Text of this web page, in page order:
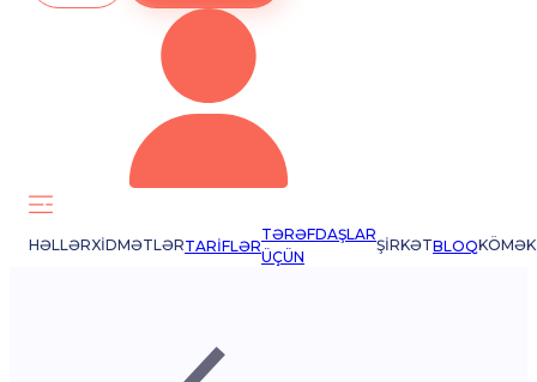
HƏLLƏRXIDMƏTLƏRTARIFLƏR
TƏRƏFDAŞLAR
ÜÇÜN
ŞIRKƏTBLOQKÖMƏK